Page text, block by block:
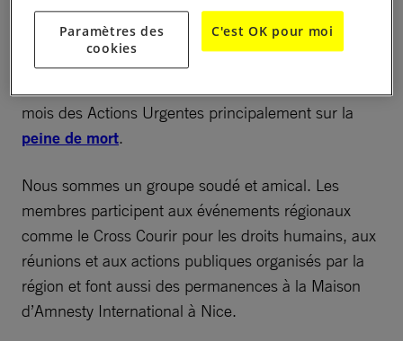
cinéma d’art et d’essai Les Arcades et est aussi
reconnu par la municipalité. Nous suivons
mois des Actions Urgentes principalement sur la
peine de mort.
Nous sommes un groupe soudé et amical. Les
membres participent aux événements régionaux
comme le Cross Courir pour les droits humains, aux
réunions et aux actions publiques organisés par la
région et font aussi des permanences à la Maison
d’Amnesty International à Nice.
Paramètres des
cookies
C'est OK pour moi